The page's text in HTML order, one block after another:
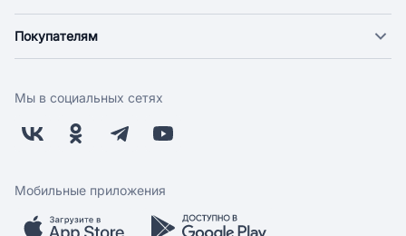
Новости
Поставщикам
Заводчикам
Обратная связь
Покупателям
Оплата
Бонусная программа
Скидки и акции
Мобильное приложение
Мы в социальных сетях
Мобильные приложения